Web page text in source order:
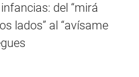
del “mirá
lados” al “avísame